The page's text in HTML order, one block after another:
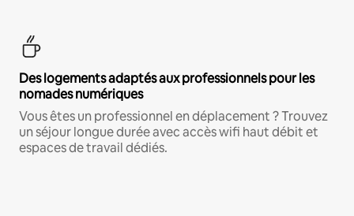
Des logements adaptés aux professionnels pour les
nomades numériques
Vous êtes un professionnel en déplacement ? Trouvez
un séjour longue durée avec accès wifi haut débit et
espaces de travail dédiés.